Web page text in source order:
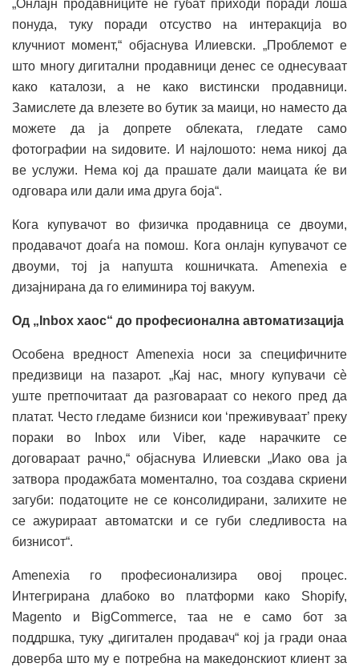
„Онлајн продавниците не губат приходи поради лоша
понуда, туку поради отсуство на интеракција во
клучниот момент,“ објаснува Илиевски. „Проблемот е
што многу дигитални продавници денес се однесуваат
како каталози, а не како вистински продавници.
Замислете да влезете во бутик за маици, но наместо да
можете да ја допрете облеката, гледате само
фотографии на ѕидовите. И најлошото: нема никој да
ве услужи. Нема кој да прашате дали маицата ќе ви
одговара или дали има друга боја“.
Кога купувачот во физичка продавница се двоуми,
продавачот доаѓа на помош. Кога онлајн купувачот се
двоуми, тој ја напушта кошничката. Amenexia е
дизајнирана да го елиминира тој вакуум.
Од „Inbox хаос“ до професионална автоматизација
Особена вредност Amenexia носи за специфичните
предизвици на пазарот. „Кај нас, многу купувачи сѐ
уште претпочитаат да разговараат со некого пред да
платат. Често гледаме бизниси кои ‘преживуваат’ преку
пораки во Inbox или Viber, каде нарачките се
договараат рачно,“ објаснува Илиевски „Иако ова ја
затвора продажбата моментално, тоа создава скриени
загуби: податоците не се консолидирани, залихите не
се ажурираат автоматски и се губи следливоста на
бизнисот“.
Amenexia го професионализира овој процес.
Интегрирана длабоко во платформи како Shopify,
Magento и BigCommerce, таа не е само бот за
поддршка, туку „дигитален продавач“ кој ја гради онаа
доверба што му е потребна на македонскиот клиент за